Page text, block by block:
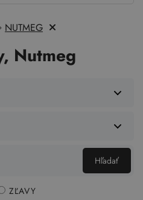
NUTMEG
Nutmeg
Hľadať
ZĽAVY